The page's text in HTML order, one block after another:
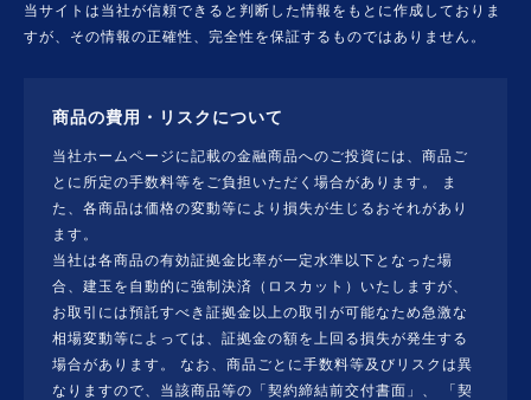
当サイトは当社が信頼できると判断した情報をもとに作成しておりま
すが、その情報の正確性、完全性を保証するものではありません。
商品の費用・リスクについて
当社ホームページに記載の金融商品へのご投資には、商品ご
とに所定の手数料等をご負担いただく場合があります。 ま
た、各商品は価格の変動等により損失が生じるおそれがあり
ます。
当社は各商品の有効証拠金比率が一定水準以下となった場
合、建玉を自動的に強制決済（ロスカット）いたしますが、
お取引には預託すべき証拠金以上の取引が可能なため急激な
相場変動等によっては、証拠金の額を上回る損失が発生する
場合があります。 なお、商品ごとに手数料等及びリスクは異
なりますので、当該商品等の「契約締結前交付書面」、 「契